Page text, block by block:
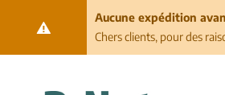
Aucune expédition
Chers clients, pour des